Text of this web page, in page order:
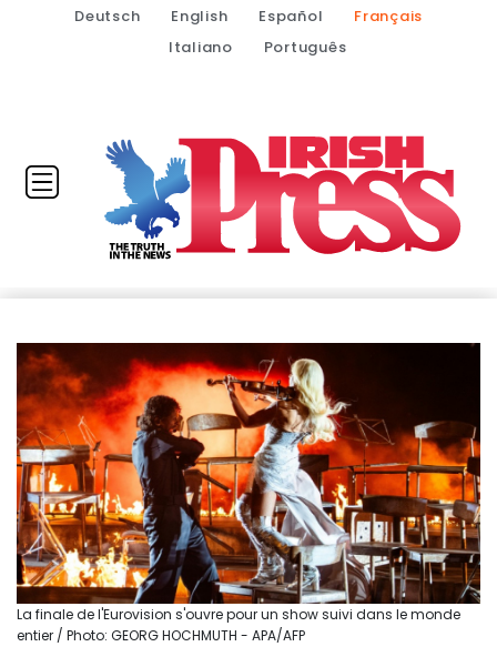
Deutsch English Español
Français
Italiano
Português
La finale de l'Eurovision s'ouvre pour un show suivi dans le monde
entier / Photo: GEORG HOCHMUTH - APA/AFP